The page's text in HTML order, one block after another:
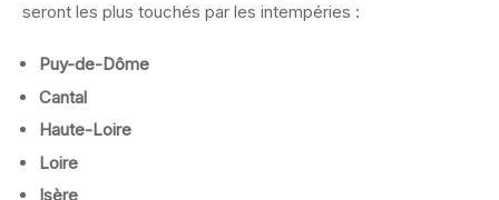
seront les plus touchés par les intempéries :
Puy-de-Dôme
Cantal
Haute-Loire
Loire
Isère